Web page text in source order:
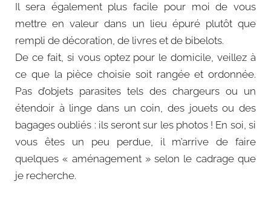
Il sera également plus facile pour moi de vous
mettre en valeur dans un lieu épuré plutôt que
rempli de décoration, de livres et de bibelots.
De ce fait, si vous optez pour le domicile, veillez à
ce que la pièce choisie soit rangée et ordonnée.
Pas d’objets parasites tels des chargeurs ou un
étendoir à linge dans un coin, des jouets ou des
bagages oubliés : ils seront sur les photos ! En soi, si
vous êtes un peu perdue, il m’arrive de faire
quelques « aménagement » selon le cadrage que
je recherche.